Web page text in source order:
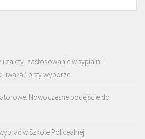
i zalety, zastosowanie w sypialni i
przy wyborze
Nowoczesne podejście do
w Szkole Policealnej